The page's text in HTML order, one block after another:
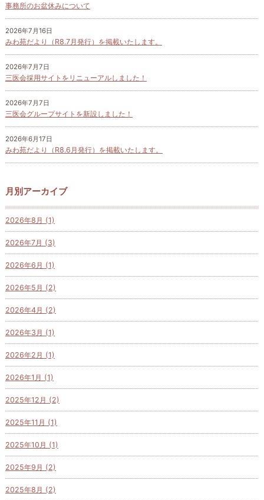
事務所のお盆休みについて
2026年7月16日
みわ苑だより（R8.7月発行）を掲載いたします。
2026年7月7日
三医会採用サイトをリニューアルしました！
2026年7月7日
三医会グループサイトを新設しました！
2026年6月17日
みわ苑だより（R8.6月発行）を掲載いたします。
月別アーカイブ
2026年8月 (1)
2026年7月 (3)
2026年6月 (1)
2026年5月 (2)
2026年4月 (2)
2026年3月 (1)
2026年2月 (1)
2026年1月 (1)
2025年12月 (2)
2025年11月 (1)
2025年10月 (1)
2025年9月 (2)
2025年8月 (2)